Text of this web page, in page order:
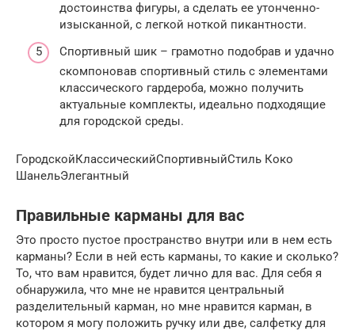
достоинства фигуры, а сделать ее утонченно-
изысканной, с легкой ноткой пикантности.
Спортивный шик – грамотно подобрав и удачно
скомпоновав спортивный стиль с элементами
классического гардероба, можно получить
актуальные комплекты, идеально подходящие
для городской среды.
ГородскойКлассическийСпортивныйСтиль Коко
ШанельЭлегантный
Правильные карманы для вас
Это просто пустое пространство внутри или в нем есть
карманы? Если в ней есть карманы, то какие и сколько?
То, что вам нравится, будет лично для вас. Для себя я
обнаружила, что мне не нравится центральный
разделительный карман, но мне нравится карман, в
котором я могу положить ручку или две, салфетку для